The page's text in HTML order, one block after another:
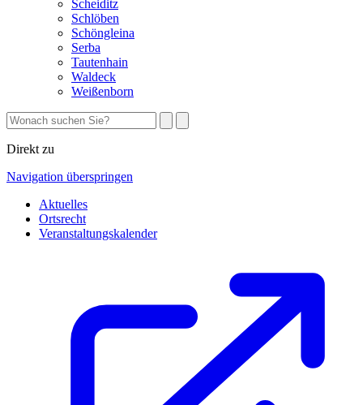
Scheiditz
Schlöben
Schöngleina
Serba
Tautenhain
Waldeck
Weißenborn
Direkt zu
Navigation überspringen
Aktuelles
Ortsrecht
Veranstaltungskalender